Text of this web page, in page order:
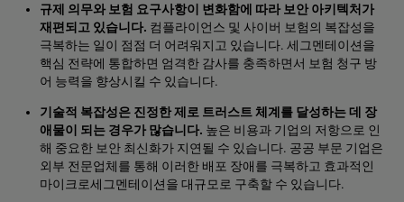
규제 의무와 보험 요구사항이 변화함에 따라 보안 아키텍처가
재편되고 있습니다. 컴플라이언스 및 사이버 보험의 복잡성을
극복하는 일이 점점 더 어려워지고 있습니다. 세그멘테이션을
핵심 전략에 통합하면 엄격한 감사를 충족하면서 보험 청구 방
어 능력을 향상시킬 수 있습니다.
기술적 복잡성은 진정한 제로 트러스트 체계를 달성하는 데 장
애물이 되는 경우가 많습니다. 높은 비용과 기업의 저항으로 인
해 중요한 보안 최신화가 지연될 수 있습니다. 공공 부문 기업은
외부 전문업체를 통해 이러한 배포 장애를 극복하고 효과적인
마이크로세그멘테이션을 대규모로 구축할 수 있습니다.